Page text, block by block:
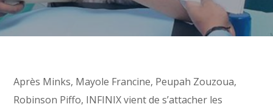
Après Minks, Mayole Francine, Peupah Zouzoua,
Robinson Piffo, INFINIX vient de s’attacher les